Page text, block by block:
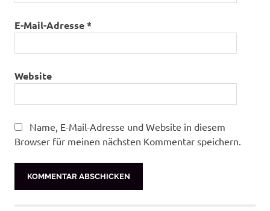
E-Mail-Adresse*
Website
Name, E-Mail-Adresse und Website in diesem
Browser für meinen nächsten Kommentar speichern.